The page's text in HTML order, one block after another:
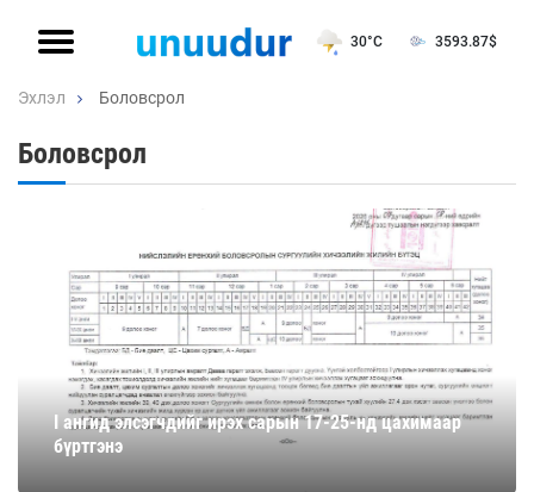
30°C 3593.87$
Эхлэл Боловсрол
Боловсрол
I ангид элсэгчдийг ирэх сарын 17-25-нд цахимаар
бүртгэнэ